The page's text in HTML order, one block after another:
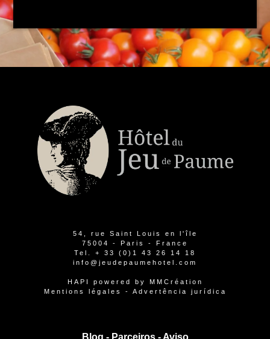
54, rue Saint Louis en l'île
75004 - Paris - France
Tel. + 33 (0)1 43 26 14 18
info@jeudepaumehotel.com
HAPI powered by MMCréation
Mentions légales
- Advertência jurídica